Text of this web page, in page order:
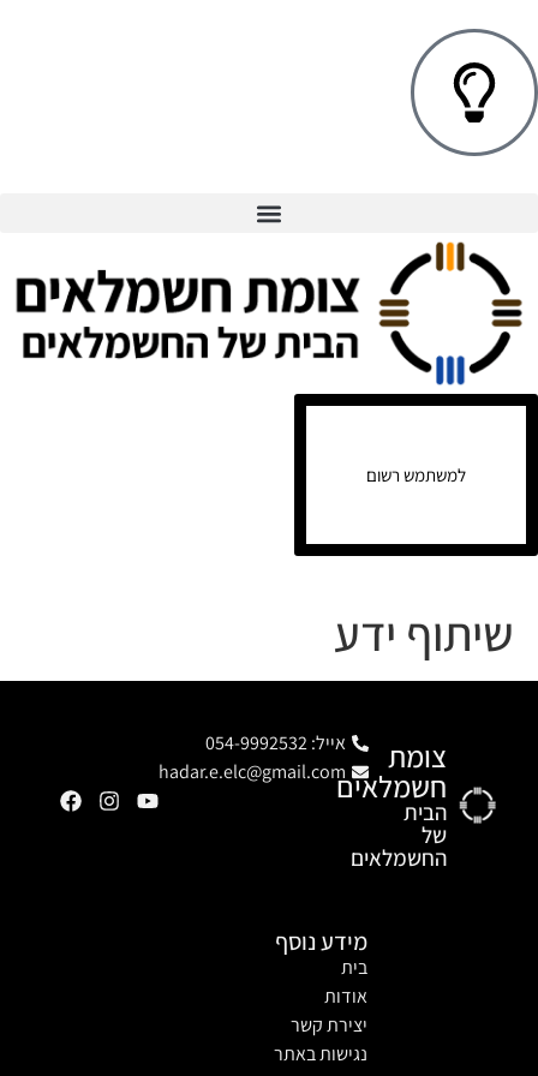
למשתמש רשום
שיתוף ידע
צומת
חשמלאים
הבית
של
החשמלאים
אייל: 054-9992532
hadar.e.elc@gmail.com
מידע נוסף
בית
אודות
יצירת קשר
נגישות באתר